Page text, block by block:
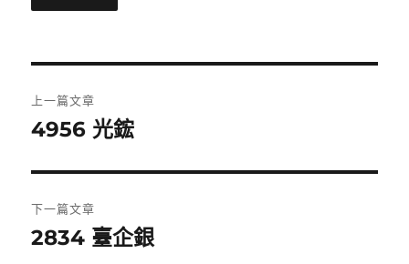
章
覽
上一篇文章
上
篇
文
章:
4956 光鋐
下一篇文章
下
2834 臺企銀